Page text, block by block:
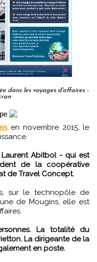
dans les voyages d'affaires -
en novembre 2015, le
Laurent Abitbol - qui est
de la coopérative
de Travel Concept.
sur le technopôle de
de Mougins, elle est
La totalité du
La dirigeante de la
en poste.